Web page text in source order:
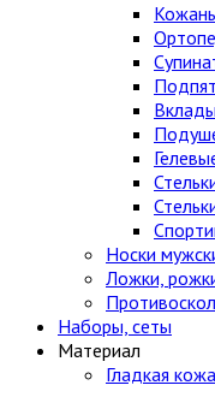
Носки
Ложки,
Наборы, сеты
Материал
Гладкая кожа